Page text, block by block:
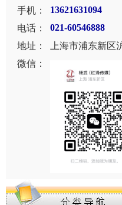
手机：
13621631094
电话： 021-60546888
地址：
上海市浦东新区
微信：